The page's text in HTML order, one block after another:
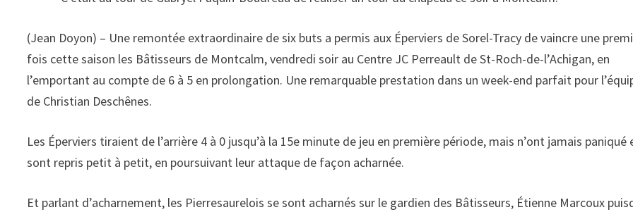
(Jean Doyon) – Une remontée extraordinaire de six buts a permis aux Éperviers de Sorel-Tracy de vaincre une
fois cette saison les Bâtisseurs de Montcalm, vendredi soir au Centre JC Perreault de St-Roch-de-l’Achigan, en
l’emportant au compte de 6 à 5 en prolongation. Une remarquable prestation dans un week-end parfait pour
de Christian Deschênes.
Les Éperviers tiraient de l’arrière 4 à 0 jusqu’à la 15e minute de jeu en première période, mais n’ont jamais paniqué
sont repris petit à petit, en poursuivant leur attaque de façon acharnée.
Et parlant d’acharnement, les Pierresaurelois se sont acharnés sur le gardien des Bâtisseurs, Étienne Marcoux